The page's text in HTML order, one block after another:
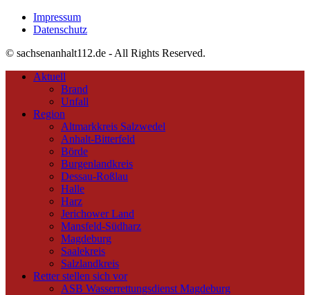
Impressum
Datenschutz
© sachsenanhalt112.de - All Rights Reserved.
Aktuell
Brand
Unfall
Region
Altmarkkreis Salzwedel
Anhalt-Bitterfeld
Börde
Burgenlandkreis
Dessau-Roßlau
Halle
Harz
Jerichower Land
Mansfeld-Südharz
Magdeburg
Saalekreis
Salzlandkreis
Retter stellen sich vor
ASB Wasserrettungsdienst Magdeburg